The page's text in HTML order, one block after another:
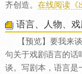
齐创造。 在线阅读《
语言、人物、戏
【预览】要我来
句关于戏剧语言的话
谈。写剧本，语言是